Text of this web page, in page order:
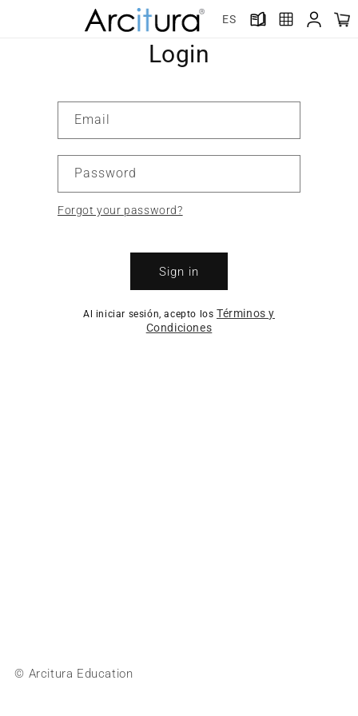
ES
Login
Email
Password
Forgot your password?
Sign in
Al iniciar sesión, acepto los Términos y
Condiciones
© Arcitura Education